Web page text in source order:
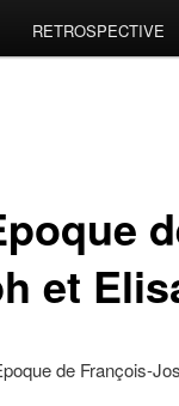
RETROSPECTIVE
et
de François-